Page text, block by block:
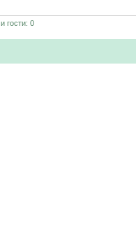
и гости: 0